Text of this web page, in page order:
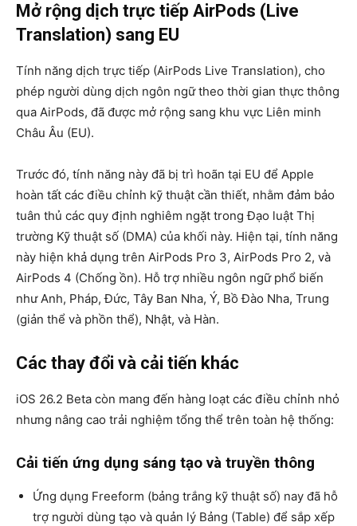
Mở rộng dịch trực tiếp AirPods (Live
Translation) sang EU
Tính năng dịch trực tiếp (AirPods Live Translation), cho
phép người dùng dịch ngôn ngữ theo thời gian thực thông
qua AirPods, đã được mở rộng sang khu vực Liên minh
Châu Âu (EU).
Trước đó, tính năng này đã bị trì hoãn tại EU để Apple
hoàn tất các điều chỉnh kỹ thuật cần thiết, nhằm đảm bảo
tuân thủ các quy định nghiêm ngặt trong Đạo luật Thị
trường Kỹ thuật số (DMA) của khối này. Hiện tại, tính năng
này hiện khả dụng trên AirPods Pro 3, AirPods Pro 2, và
AirPods 4 (Chống ồn). Hỗ trợ nhiều ngôn ngữ phổ biến
như Anh, Pháp, Đức, Tây Ban Nha, Ý, Bồ Đào Nha, Trung
(giản thể và phồn thể), Nhật, và Hàn.
Các thay đổi và cải tiến khác
iOS 26.2 Beta còn mang đến hàng loạt các điều chỉnh nhỏ
nhưng nâng cao trải nghiệm tổng thể trên toàn hệ thống:
Cải tiến ứng dụng sáng tạo và truyền thông
Ứng dụng Freeform (bảng trắng kỹ thuật số) nay đã hỗ
trợ người dùng tạo và quản lý Bảng (Table) để sắp xếp